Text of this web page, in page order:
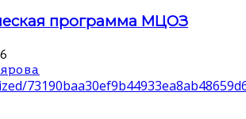
программа МЦОЗ